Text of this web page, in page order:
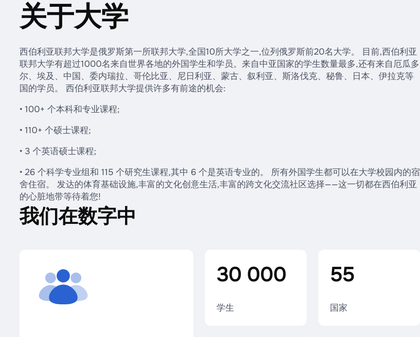
关于大学
西伯利亚联邦大学是俄罗斯第一所联邦大学,全国10所大学之一,位列俄罗斯前20名大学。 目前,西伯利亚
联邦大学有超过1000名来自世界各地的外国学生和学员。来自中亚国家的学生数量最多,还有来自厄瓜多
尔、埃及、中国、委内瑞拉、哥伦比亚、尼日利亚、蒙古、叙利亚、斯洛伐克、秘鲁、日本、伊拉克等
国的学员。 西伯利亚联邦大学提供许多有前途的机会:
• 100+ 个本科和专业课程;
• 110+ 个硕士课程;
• 3 个英语硕士课程;
• 26 个科学专业组和 115 个研究生课程,其中 6 个是英语专业的。 所有外国学生都可以在大学校园内的宿
舍住宿。 发达的体育基础设施,丰富的文化创意生活,丰富的跨文化交流社区选择——这一切都在西伯利亚
的心脏地带等待着您!
我们在数字中
30 000
学生
55
国家